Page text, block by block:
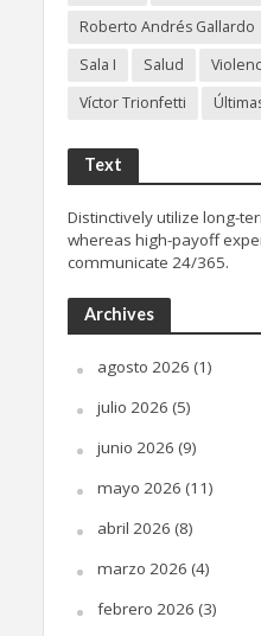
Roberto Andrés Gallardo
Sala I
Salud
Víctor Trionfetti
Text
Distinctively utilize long-
whereas high-payoff
communicate 24/365.
Archives
agosto 2026 (1)
julio 2026 (5)
junio 2026 (9)
mayo 2026 (11)
abril 2026 (8)
marzo 2026 (4)
febrero 2026 (3)